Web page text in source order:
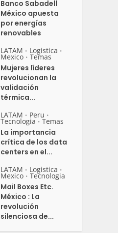
Banco Sabadell
México apuesta
por energías
renovables
LATAM • Logistica •
Mexico • Temas
Mujeres líderes
revolucionan la
validación
térmica...
LATAM • Peru •
Tecnologia • Temas
La importancia
crítica de los data
centers en el...
LATAM • Logistica •
Mexico • Tecnologia
Mail Boxes Etc.
México : La
revolución
silenciosa de...